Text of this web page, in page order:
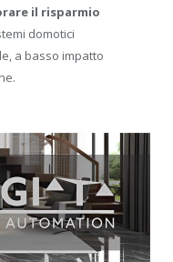
il risparmio
domotici
a basso impatto